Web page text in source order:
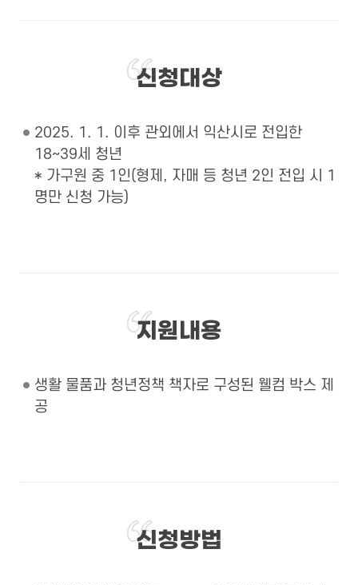
신청대상
2025. 1. 1. 이후 관외에서 익산시로 전입한
18~39세 청년
* 가구원 중 1인(형제, 자매 등 청년 2인 전입 시 1
명만 신청 가능)
지원내용
생활 물품과 청년정책 책자로 구성된 웰컴 박스 제
공
신청방법